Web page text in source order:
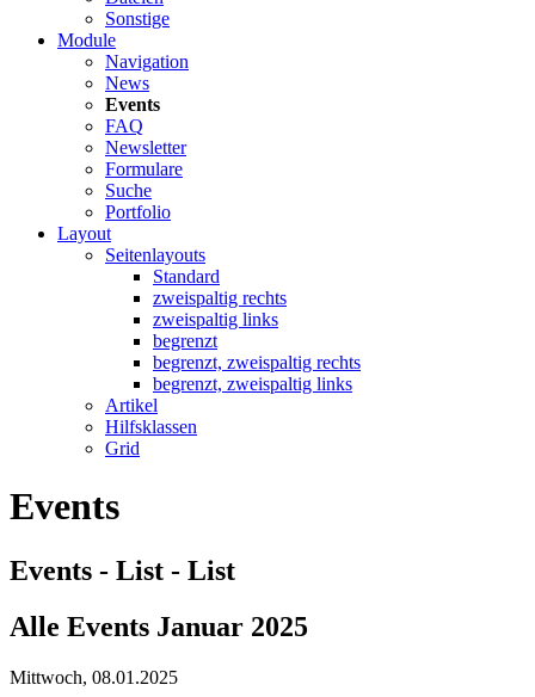
Sonstige
Module
Navigation
News
Events
FAQ
Newsletter
Formulare
Suche
Portfolio
Layout
Seitenlayouts
Standard
zweispaltig rechts
zweispaltig links
begrenzt
begrenzt, zweispaltig rechts
begrenzt, zweispaltig links
Artikel
Hilfsklassen
Grid
Events
Events - List - List
Alle Events Januar 2025
Mittwoch, 08.01.2025